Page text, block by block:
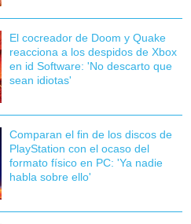
El cocreador de Doom y Quake
reacciona a los despidos de Xbox
en id Software: 'No descarto que
sean idiotas'
Comparan el fin de los discos de
PlayStation con el ocaso del
formato físico en PC: 'Ya nadie
habla sobre ello'